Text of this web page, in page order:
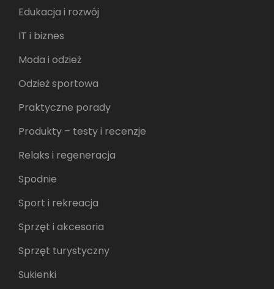
Edukacja i rozwój
IT i biznes
Moda i odzież
Odzież sportowa
Praktyczne porady
Produkty – testy i recenzje
Relaks i regeneracja
Spodnie
Sport i rekreacja
Sprzęt i akcesoria
Sprzęt turystyczny
Sukienki